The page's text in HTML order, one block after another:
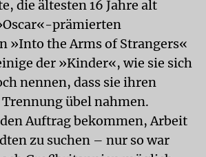
die ältesten 16 Jahre alt
prämierten
»Into the Arms of Strangers«
der »Kinder«, wie sie sich
nennen, dass sie ihren
übel nahmen.
Auftrag bekommen, Arbeit
zu suchen – nur so war